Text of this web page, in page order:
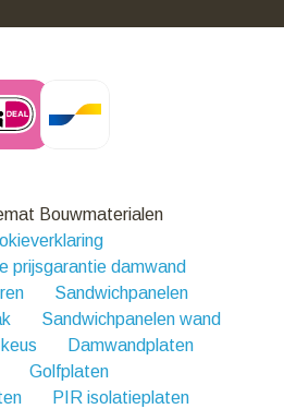
Bouwmaterialen
prijsgarantie damwand
Sandwichpanelen
Sandwichpanelen wand
Damwandplaten
Golfplaten
PIR isolatieplaten